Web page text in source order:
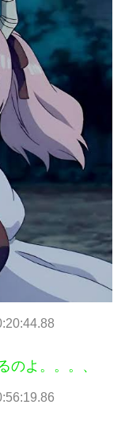
のよ。。。、